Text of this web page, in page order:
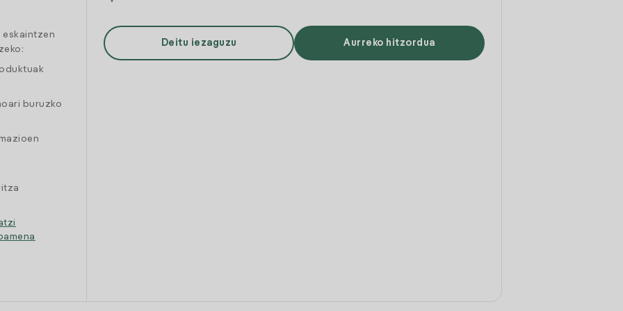
buruzko
Deitu iezaguzu Aurreko hitzordua